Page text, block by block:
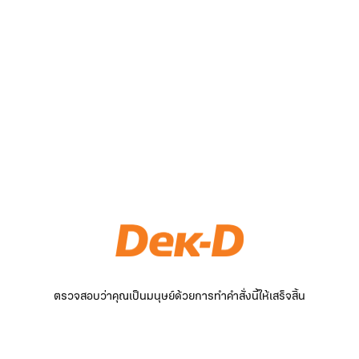
ตรวจสอบว่าคุณเป็นมนุษย์ด้วยการทำคำสั่งนี้ให้เสร็จสิ้น